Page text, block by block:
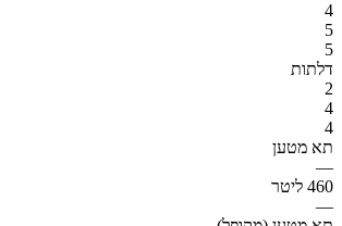
4
5
5
דלתות
2
4
4
תא מטען
—
460 ליטר
—